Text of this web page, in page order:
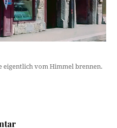
eigentlich vom Himmel brennen.